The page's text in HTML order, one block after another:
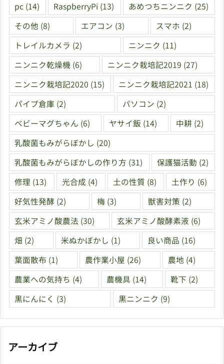
pc (14) RaspberryPi (13) あめつちニンニク (25)
その他 (8) エアコン (3) スマホ (2)
トレイルカメラ (2) ニンニク (11)
ニンニク乾燥機 (6) ニンニク栽培記2019 (27)
ニンニク栽培記2020 (15) ニンニク栽培記2021 (18)
パイプ倉庫 (2) パソコン (2)
ベビーマグちゃん (6) ヤサイ飯 (14) 中耕 (2)
乳酸菌もみがらぼかし (20)
乳酸菌もみがらぼかしの作り方 (31) 保護猫活動 (2)
修理 (13) 光合成 (4) 土の性質 (8) 土作り (6)
好気性発酵 (2) 梅 (3) 獣害対策 (2)
玄米アミノ酸農法 (30) 玄米アミノ酸酵素液 (6)
畑 (2) 米ぬかぼかし (1) 良い商品 (16)
葉面散布 (1) 農作業小屋 (26) 農地 (4)
農業への気持ち (4) 農機具 (14) 靴下 (2)
黒にんにく (3) 黒ニンニク (9)
アーカイブ